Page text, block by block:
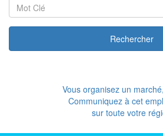
Rechercher
Vous organisez un
Communiquez à cet
sur toute votre